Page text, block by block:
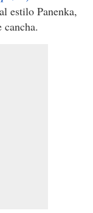
estilo Panenka,